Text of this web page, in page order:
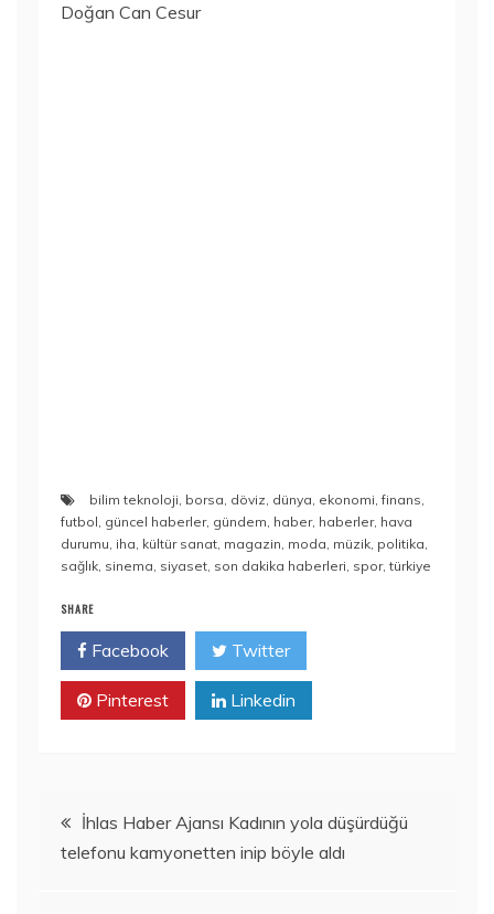
Doğan Can Cesur
bilim teknoloji, borsa, döviz, dünya, ekonomi,finans,
futbol, güncel haberler, gündem, haber, haberler, hava
durumu, iha, kültür sanat, magazin, moda, müzik, politika,
sağlık, sinema, siyaset, son dakika haberleri, spor,türkiye
SHARE
Facebook Twitter
Pinterest Linkedin
Yazı
gezinmesi
İhlas Haber Ajansı Kadının yola düşürdüğü
telefonu kamyonetten inip böyle aldı